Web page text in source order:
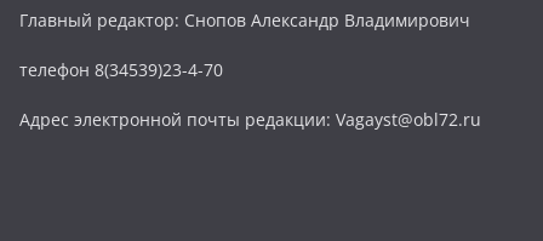
Главный редактор: Снопов Александр Владимирович
телефон 8(34539)23-4-70
Адрес электронной почты редакции: Vagayst@obl72.ru